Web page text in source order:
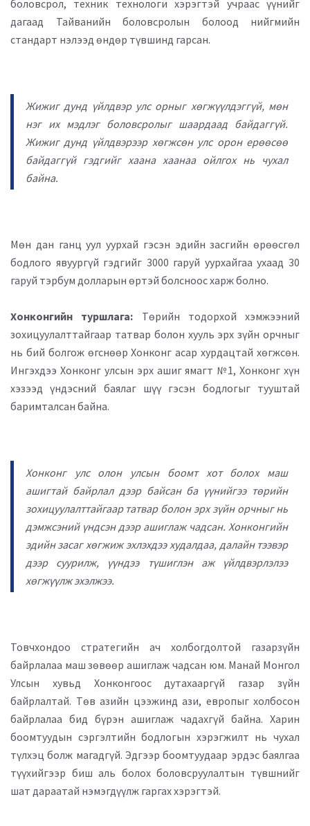
боловсрол, техник технологи хэрэгтэй учраас үүнийг
дагаад Тайванийн боловсролын болоод нийгмийн
стандарт нэлээд өндөр түвшинд гарсан.
Жижиг дунд үйлдвэр улс орныг хөгжүүлдэггүй, мөн
нэг их мэдлэг боловсролыг шаардаад байдаггүй.
Жижиг дунд үйлдвэрээр хөгжсөн улс орон ерөөсөө
байдаггүй гэдгийг хаана хаанаа ойлгох нь чухал
байна.
Мөн дан ганц уул уурхай гэсэн эдийн засгийн өрөөсгөл
бодлого явуургүй гэдгийг 3000 гаруй уурхайгаа ухаад 30
гаруй тэрбум долларын өртэй болсноос харж болно.
Хонконгийн туршлага: Төрийн тодорхой хэмжээний
зохицуулалттайгаар татвар болон хууль эрх зүйн орчныг
нь бий болгож өгснөөр Хонконг асар хурдацтай хөгжсөн.
Ингэхдээ Хонконг улсын эрх ашиг ямагт №1, Хонконг хүн
хэзээд үндэсний баялаг шүү гэсэн бодлогыг тууштай
баримталсан байна.
Хонконг улс олон улсын боомт хот болох маш
ашигтай байрлал дээр байсан ба үүнийгээ төрийн
зохицуулалттайгаар татвар болон эрх зүйн орчныг нь
дэмжсэний үндсэн дээр ашиглаж чадсан. Хонконгийн
эдийн засаг хөгжиж эхлэхдээ худалдаа, далайн тээвэр
дээр суурилж, үүндээ түшиглэн аж үйлдвэрлэлээ
хөгжүүлж эхэлжээ.
Товчхондоо стратегийн ач холбогдолтой газарзүйн
байрлалаа маш зөвөөр ашиглаж чадсан юм. Манай Монгол
Улсын хувьд Хонконгоос дутахааргүй газар зүйн
байрлалтай. Төв азийн цээжинд ази, европыг холбосон
байрлалаа бид бүрэн ашиглаж чадахгүй байна. Харин
боомтуудын сэргэлтийн бодлогын хэрэгжилт нь чухал
түлхэц болж магадгүй. Эдгээр боомтуудаар эрдэс баялгаа
түүхийгээр биш аль болох боловсруулалтын түвшнийг
шат дараатай нэмэгдүүлж гаргах хэрэгтэй.